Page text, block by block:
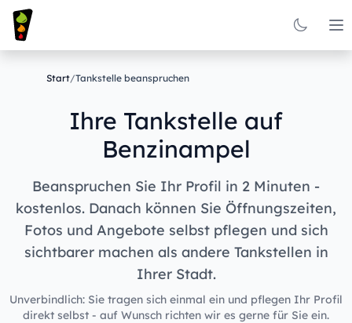
Start/Tankstelle beanspruchen
Ihre Tankstelle auf
Benzinampel
Beanspruchen Sie Ihr Profil in 2 Minuten -
kostenlos. Danach können Sie Öffnungszeiten,
Fotos und Angebote selbst pflegen und sich
sichtbarer machen als andere Tankstellen in
Ihrer Stadt.
Unverbindlich: Sie tragen sich einmal ein und pflegen Ihr Profil
direkt selbst - auf Wunsch richten wir es gerne für Sie ein.